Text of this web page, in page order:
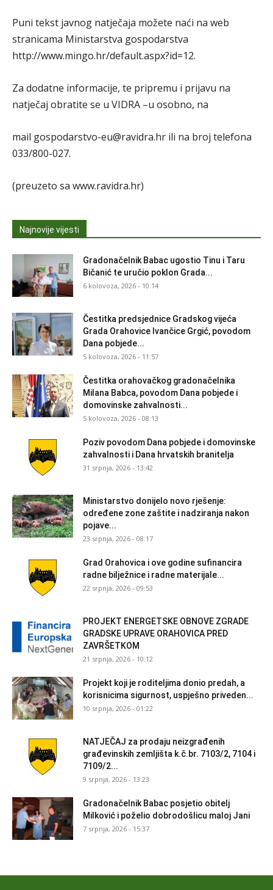
Puni tekst javnog natječaja možete naći na web
stranicama Ministarstva gospodarstva
http://www.mingo.hr/default.aspx?id=12.
Za dodatne informacije, te pripremu i prijavu na
natječaj obratite se u VIDRA –u osobno, na
mail gospodarstvo-eu@ravidra.hr ili na broj telefona
033/800-027.
(preuzeto sa www.ravidra.hr)
Najnovije vijesti
Gradonačelnik Babac ugostio Tinu i Taru
Bičanić te uručio poklon Grada...
6 kolovoza, 2026 - 10:14
Čestitka predsjednice Gradskog vijeća
Grada Orahovice Ivančice Grgić, povodom
Dana pobjede...
5 kolovoza, 2026 - 11:57
Čestitka orahovačkog gradonačelnika
Milana Babca, povodom Dana pobjede i
domovinske zahvalnosti...
5 kolovoza, 2026 - 08:13
Poziv povodom Dana pobjede i domovinske
zahvalnosti i Dana hrvatskih branitelja
31 srpnja, 2026 - 13:42
Ministarstvo donijelo novo rješenje:
određene zone zaštite i nadziranja nakon
pojave...
23 srpnja, 2026 - 08:17
Grad Orahovica i ove godine sufinancira
radne bilježnice i radne materijale...
22 srpnja, 2026 - 09:53
PROJEKT ENERGETSKE OBNOVE ZGRADE
GRADSKE UPRAVE ORAHOVICA PRED
ZAVRŠETKOM
21 srpnja, 2026 - 10:12
Projekt koji je roditeljima donio predah, a
korisnicima sigurnost, uspješno priveden...
10 srpnja, 2026 - 01:22
NATJEČAJ za prodaju neizgrađenih
građevinskih zemljišta k.č.br. 7103/2, 7104 i
7109/2...
9 srpnja, 2026 - 13:23
Gradonačelnik Babac posjetio obitelj
Milković i poželio dobrodošlicu maloj Jani
7 srpnja, 2026 - 15:37